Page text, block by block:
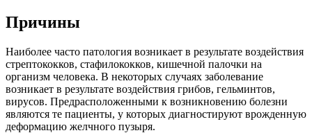
Причины
Наиболее часто патология возникает в результате воздействия
стрептококков, стафилококков, кишечной палочки на
организм человека. В некоторых случаях заболевание
возникает в результате воздействия грибов, гельминтов,
вирусов. Предрасположенными к возникновению болезни
являются те пациенты, у которых диагностируют врожденную
деформацию желчного пузыря.